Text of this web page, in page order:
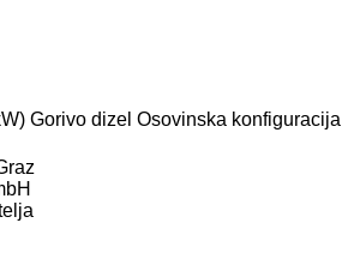
Gorivo dizel Osovinska konfiguracija